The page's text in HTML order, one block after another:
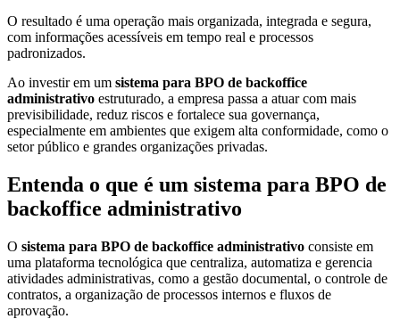
Conversão
C.O.L.D
WEB
Cases
Quem
Unidades
Nossas
Políticas
O resultado é uma operação mais organizada, integrada e segura,
com informações acessíveis em tempo real e processos
padronizados.
Ao investir em um sistema para BPO de backoffice
administrativo estruturado, a empresa passa a atuar com mais
previsibilidade, reduz riscos e fortalece sua governança,
especialmente em ambientes que exigem alta conformidade, como o
setor público e grandes organizações privadas.
Entenda o que é um sistema para BPO de
backoffice administrativo
O sistema para BPO de backoffice administrativo consiste em
uma plataforma tecnológica que centraliza, automatiza e gerencia
atividades administrativas, como a gestão documental, o controle de
contratos, a organização de processos internos e fluxos de
aprovação.